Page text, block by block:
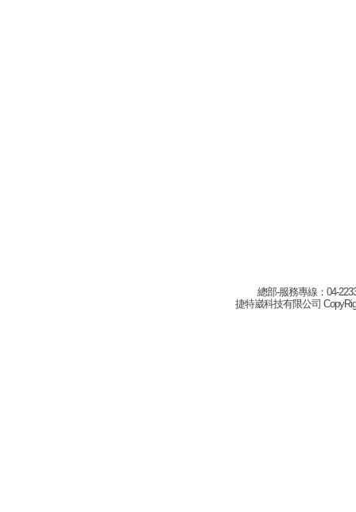
總部-服務專線：04-
捷特崴科技有限公司